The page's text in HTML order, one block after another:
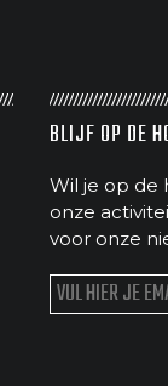
BLIJF OP DE
Wil je op de
onze
voor onze